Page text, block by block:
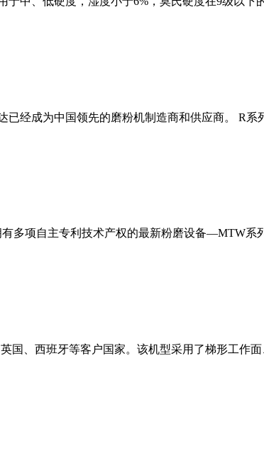
经成为中国领先的磨粉机制造商和供应商。 R
多项自主专利技术产权的最新粉磨设备—MTW系
国、西班牙等客户国家。该机型采用了梯形工作